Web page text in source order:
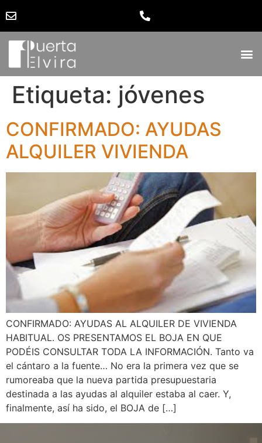
Etiqueta: jóvenes
CONFIRMADO: AYUDAS
ALQUILER VIVIENDA
CONFIRMADO: AYUDAS AL ALQUILER DE VIVIENDA
HABITUAL. OS PRESENTAMOS EL BOJA EN QUE
PODÉIS CONSULTAR TODA LA INFORMACIÓN. Tanto va
el cántaro a la fuente… No era la primera vez que se
rumoreaba que la nueva partida presupuestaria
destinada a las ayudas al alquiler estaba al caer. Y,
finalmente, así ha sido, el BOJA de […]